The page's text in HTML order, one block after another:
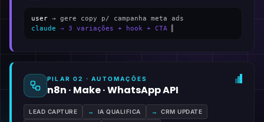
user → gere copy p/ campanha meta ads
claude → 3 variações + hook + CTA
PILAR 02 · AUTOMAÇÕES
n8n · Make · WhatsApp API
LEAD CAPTURE → IA QUALIFICA → CRM UPDATE